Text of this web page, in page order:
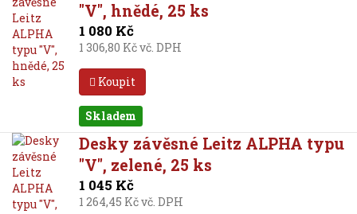
"V", hnědé, 25 ks
1 080 Kč
1 306,80 Kč vč. DPH
Koupit
Skladem
Desky závěsné Leitz ALPHA typu
"V", zelené, 25 ks
1 045 Kč
1 264,45 Kč vč. DPH